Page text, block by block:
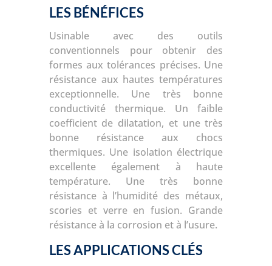
LES BÉNÉFICES
Usinable avec des outils
conventionnels pour obtenir des
formes aux tolérances précises. Une
résistance aux hautes températures
exceptionnelle.
Une très bonne
conductivité thermique.
Un faible
coefficient de dilatation, et une très
bonne résistance aux chocs
thermiques. Une isolation électrique
excellente également à haute
température.
Une très bonne
résistance à l’humidité des métaux,
scories et verre en fusion. Grande
résistance à la corrosion et à l’usure.
LES APPLICATIONS CLÉS